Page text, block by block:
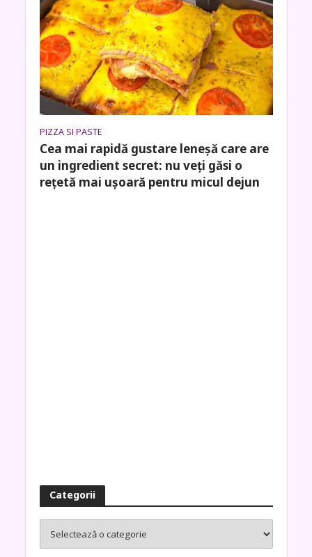
PIZZA SI PASTE
Cea mai rapidă gustare leneșă care are
un ingredient secret: nu veți găsi o
rețetă mai ușoară pentru micul dejun
Categorii